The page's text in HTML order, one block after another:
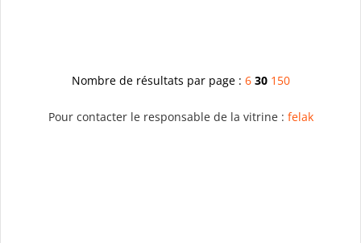
Nombre de résultats par page : 6 30 150
Pour contacter le responsable de la vitrine : felak